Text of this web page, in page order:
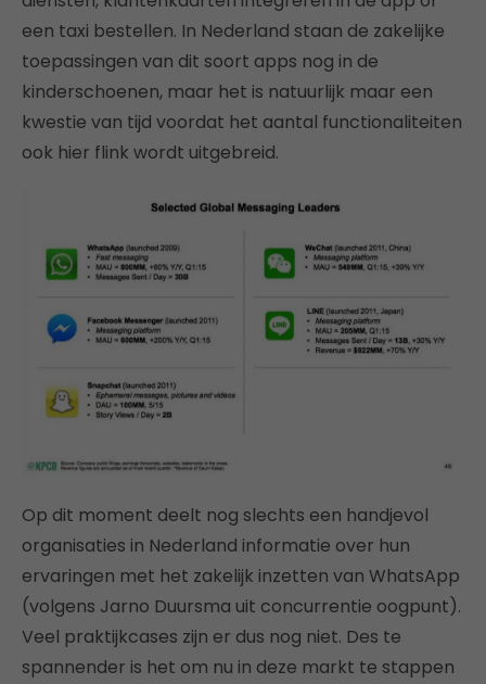
een taxi bestellen. In Nederland staan de zakelijke
toepassingen van dit soort apps nog in de
kinderschoenen, maar het is natuurlijk maar een
kwestie van tijd voordat het aantal functionaliteiten
ook hier flink wordt uitgebreid.
Op dit moment deelt nog slechts een handjevol
organisaties in Nederland informatie over hun
ervaringen met het zakelijk inzetten van WhatsApp
(volgens Jarno Duursma uit concurrentie oogpunt).
Veel praktijkcases zijn er dus nog niet. Des te
spannender is het om nu in deze markt te stappen